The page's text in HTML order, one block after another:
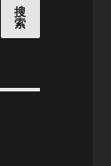
搜
索